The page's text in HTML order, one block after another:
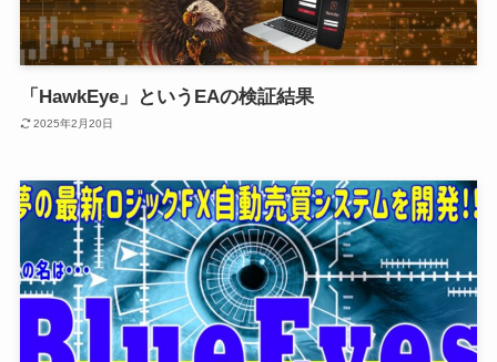
「HawkEye」というEAの検証結果
2025年2月20日